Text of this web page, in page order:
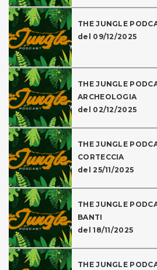
THE JUNGLE
del 09/12/2025
THE JUNGLE
ARCHEOLOGIA
del 02/12/2025
THE JUNGLE
CORTECCIA
del 25/11/2025
THE JUNGLE
BANTI
del 18/11/2025
THE JUNGLE